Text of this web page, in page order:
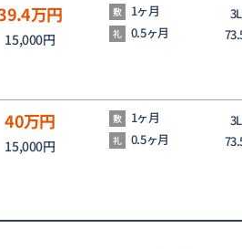
万円
15,000円
敷 1ヶ月
礼 0.5ヶ月
40万円
15,000円
敷 1ヶ月
礼 0.5ヶ月